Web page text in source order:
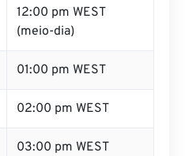
12:00 pm WEST
(meio-dia)
01:00 pm WEST
02:00 pm WEST
03:00 pm WEST